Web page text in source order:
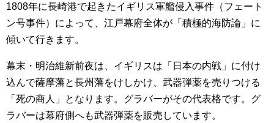
1808年に長崎港で起きたイギリス軍艦侵入事件（フェート
ン号事件）によって、江戸幕府全体が「積極的海防論」に
傾いて行きます。
幕末・明治維新前夜は、イギリスは「日本の内戦」に付け
込んで薩摩藩と長州藩をけしかけ、武器弾薬を売りつける
「死の商人」となります。グラバーがその代表格です。グ
ラバーは幕府側へも武器弾薬を販売しています。